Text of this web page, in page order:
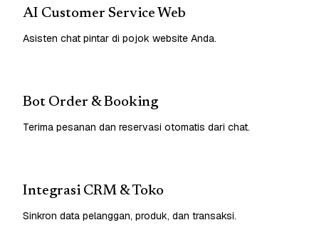
AI Customer Service Web
Asisten chat pintar di pojok website Anda.
Bot Order & Booking
Terima pesanan dan reservasi otomatis dari chat.
Integrasi CRM & Toko
Sinkron data pelanggan, produk, dan transaksi.